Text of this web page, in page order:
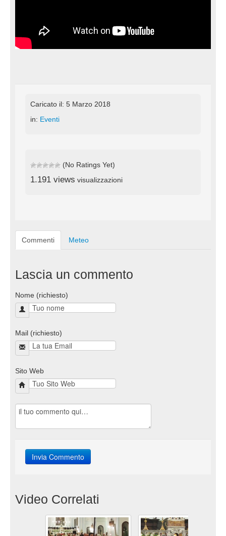
Caricato il: 5 Marzo 2018
in: Eventi
(No Ratings Yet)
1.191 views visualizzazioni
Commenti Meteo
Lascia un commento
Nome (richiesto)
Mail (richiesto)
Sito Web
Video Correlati